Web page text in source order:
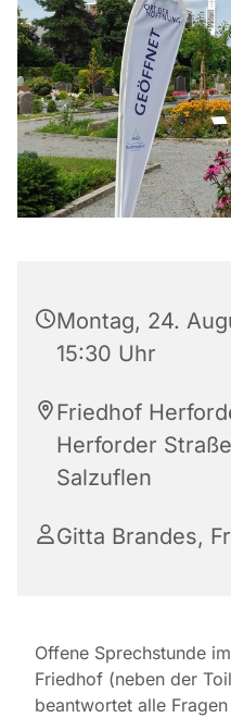
Montag, 24.
15:30 Uhr
Friedhof
Herforder
Salzuflen
Gitta Brandes,
Offene Sprechstunde
Friedhof (neben der
beantwortet alle